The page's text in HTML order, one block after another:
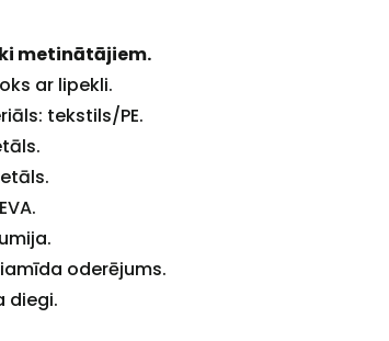
metinātājiem.
ar lipekli.
tekstils/PE.
oderējums.
diegi.
+